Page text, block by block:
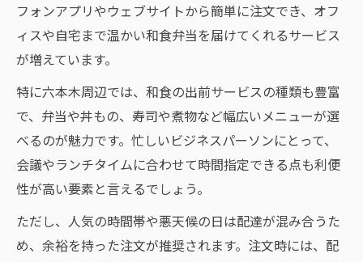
和食出前で時間を有効活用する方法
六本木ヒルズで和食宅配が注目される背景
オフィス街の和食デリバリー最新トレンド
和食宅配を活用したランチタイム革命
六本木ヒルズで和食出前が支持される理由
オフィスの合間に輝く和食出前の魅力とは
和食出前で業務効率化を実現するポイント
和食宅配で気分転換と健康管理を両立
フォンアプリやウェブサイトから簡単に注文でき、オフ
ィスや自宅まで温かい和食弁当を届けてくれるサービス
が増えています。
特に六本木周辺では、和食の出前サービスの種類も豊富
で、弁当や丼もの、寿司や煮物など幅広いメニューが選
べるのが魅力です。忙しいビジネスパーソンにとって、
会議やランチタイムに合わせて時間指定できる点も利便
性が高い要素と言えるでしょう。
ただし、人気の時間帯や悪天候の日は配達が混み合うた
め、余裕を持った注文が推奨されます。注文時には、配